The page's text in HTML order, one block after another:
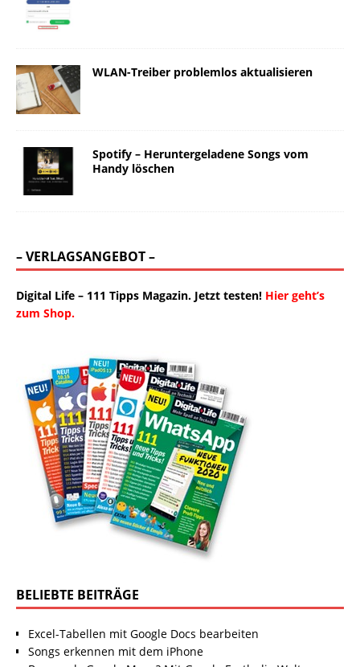
WLAN-Treiber problemlos aktualisieren
Spotify – Heruntergeladene Songs vom
Handy löschen
– VERLAGSANGEBOT –
Digital Life – 111 Tipps Magazin. Jetzt testen! Hier geht’s
zum Shop.
BELIEBTE BEITRÄGE
Excel-Tabellen mit Google Docs bearbeiten
Songs erkennen mit dem iPhone